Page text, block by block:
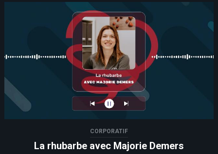
CORPORATIF
La rhubarbe avec Majorie Demers